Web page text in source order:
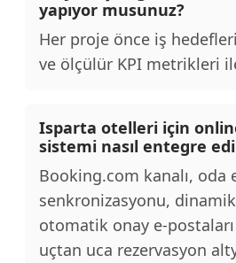
yapıyor musunuz?
Her proje önce iş
ve ölçülür KPI metrikleri
Isparta otelleri için
sistemi nasıl entegre
Booking.com kanalı, oda
senkronizasyonu,
otomatik onay e-
uçtan uca rezervasyon